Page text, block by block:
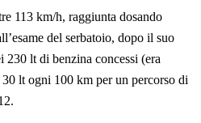
113 km/h, raggiunta dosando
del serbatoio, dopo il suo
lt di benzina concessi (era
lt ogni 100 km per un percorso di